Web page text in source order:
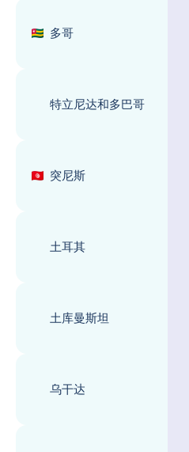
多哥
特立尼达和多巴哥
突尼斯
土耳其
土库曼斯坦
乌干达